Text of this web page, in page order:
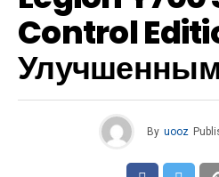
Control
By uooz